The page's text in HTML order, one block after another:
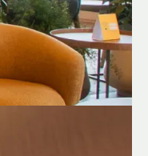
e vantagens